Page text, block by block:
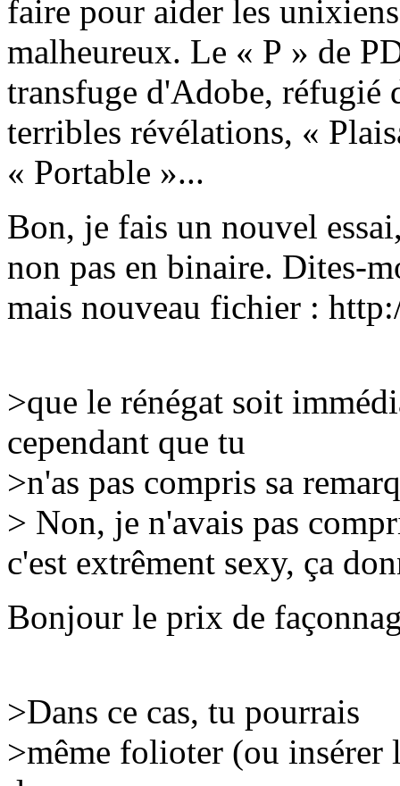
faire pour aider les
malheureux. Le « P » de
transfuge d'Adobe, réfugié
terribles révélations, «
« Portable »...
Bon, je fais un nouvel
non pas en binaire. Dites-
mais nouveau fichier :
>que le rénégat soit
cependant que tu
>n'as pas compris sa
> Non, je n'avais pas
c'est extrêment sexy, ça
Bonjour le prix de
>Dans ce cas, tu pourrais
>même folioter (ou insérer